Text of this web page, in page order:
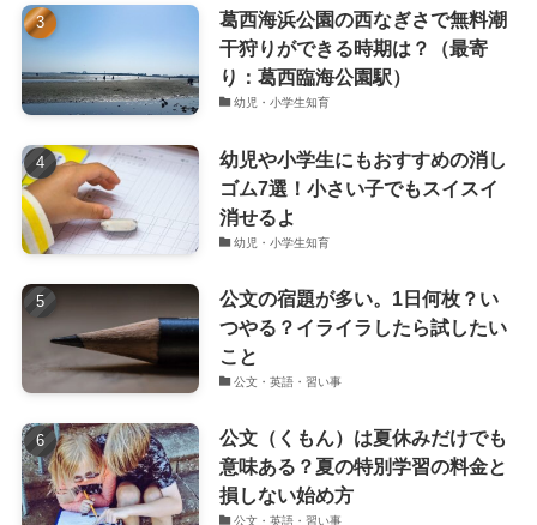
葛西海浜公園の西なぎさで無料潮
干狩りができる時期は？（最寄
り：葛西臨海公園駅）
幼児・小学生知育
幼児や小学生にもおすすめの消し
ゴム7選！小さい子でもスイスイ
消せるよ
幼児・小学生知育
公文の宿題が多い。1日何枚？い
つやる？イライラしたら試したい
こと
公文・英語・習い事
公文（くもん）は夏休みだけでも
意味ある？夏の特別学習の料金と
損しない始め方
公文・英語・習い事